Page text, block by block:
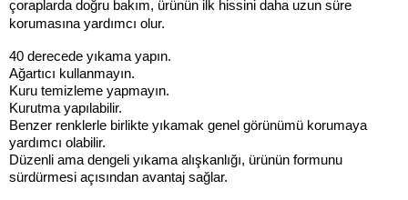
çoraplarda doğru bakım, ürünün ilk hissini daha uzun süre
korumasına yardımcı olur.
40 derecede yıkama yapın.
Ağartıcı kullanmayın.
Kuru temizleme yapmayın.
Kurutma yapılabilir.
Benzer renklerle birlikte yıkamak genel görünümü korumaya
yardımcı olabilir.
Düzenli ama dengeli yıkama alışkanlığı, ürünün formunu
sürdürmesi açısından avantaj sağlar.